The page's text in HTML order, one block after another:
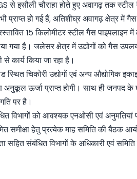
से इसौली चौराहा होते हुए अवागढ़ तक
प्राप्त हो गई हैं, अतिशीघ्र अवागढ़ क्षेत्र में
15 किलोमीटर स्टील गैस पाइपलाइन
गया है। जलेसर क्षेत्र में उद्योगों को गैस
से कार्य किया जा रहा है।
चिकोरी उद्योगों एवं अन्य औद्योगिक
अनुकूल ऊर्जा प्राप्त होगी। साथ ही जनपद
पर है।
विभागों को आवश्यक एनओसी एवं
समीक्षा हेतु प्रत्येक माह समिति की बैठक
सहित संबंधित विभागों के अधिकारी एवं